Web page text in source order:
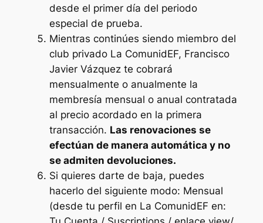
desde el primer día del periodo
especial de prueba.
Mientras continúes siendo miembro del
club privado La ComunidEF, Francisco
Javier Vázquez te cobrará
mensualmente o anualmente la
membresía mensual o anual contratada
al precio acordado en la primera
transacción. Las renovaciones se
efectúan de manera automática y no
se admiten devoluciones.
Si quieres darte de baja, puedes
hacerlo del siguiente modo: Mensual
(desde tu perfil en La ComunidEF en: